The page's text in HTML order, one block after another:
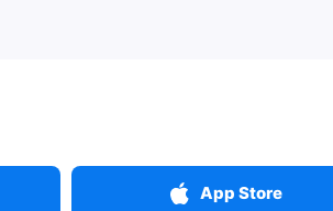
App Store